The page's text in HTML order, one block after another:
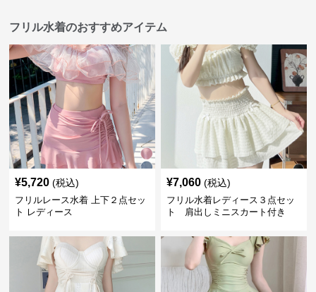
フリル水着のおすすめアイテム
¥5,720 (税込)
フリルレース水着 上下２点セッ
ト レディース
¥7,060 (税込)
フリル水着レディース３点セッ
ト 肩出しミニスカート付き